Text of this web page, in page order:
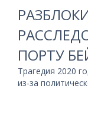
ПОРТУ
Трагедия 2020
из-за